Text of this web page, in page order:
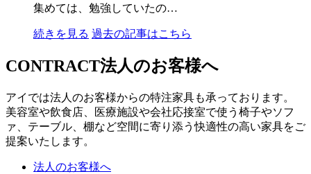
集めては、勉強していたの…
続きを見る 過去の記事はこちら
CONTRACT法人のお客様へ
アイでは法人のお客様からの特注家具も承っております。
美容室や飲食店、医療施設や会社応接室で使う椅子やソフ
ァ、テーブル、棚など空間に寄り添う快適性の高い家具をご
提案いたします。
法人のお客様へ